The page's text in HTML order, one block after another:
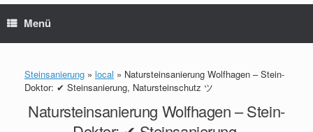
Menü
Steinsanierung » local » Natursteinsanierung Wolfhagen – Stein-
Doktor: ✔ Steinsanierung, Natursteinschutz ツ
Natursteinsanierung Wolfhagen – Stein-